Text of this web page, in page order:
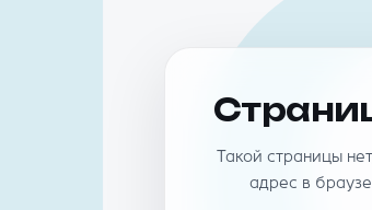
Такой страницы
адрес в